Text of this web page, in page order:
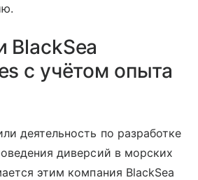
BlackSea
с учётом опыта
деятельность по разработке
диверсий в морских
этим компания BlackSea